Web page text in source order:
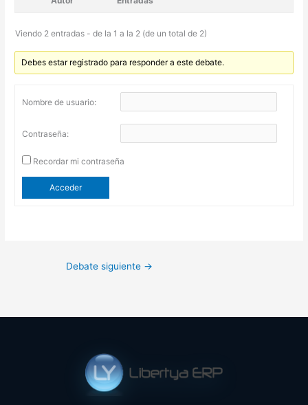
Viendo 2 entradas - de la 1 a la 2 (de un total de 2)
Debes estar registrado para responder a este debate.
Nombre de usuario:
Contraseña:
Recordar mi contraseña
Acceder
Debate siguiente →